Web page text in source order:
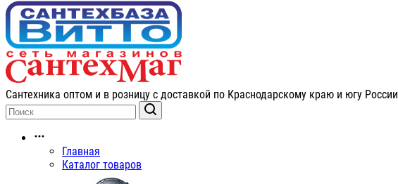
Сантехника оптом и в розницу с доставкой по Краснодарскому краю и югу России
Главная
Каталог товаров